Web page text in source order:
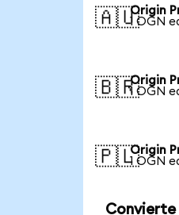
🇦🇺Origin
1 OGN
🇧🇷Origin
1 OGN
🇵🇱Origin
1 OGN
Convierte